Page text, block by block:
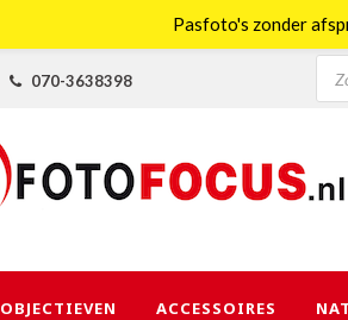
070-3638398
OBJECTIEVEN ACCESSOIRES
Pasfoto's zonder